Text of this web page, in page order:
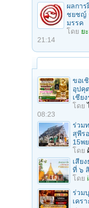
ผลกา
ชยชญ์
มรรค
โดย ย
21:14
ขอเ
อุปคุ
เชีย
โดย
08:23
ร่วม
สุพีร
15พ
โดย
เสีย
ที่ ๖
โดย
ร่วม
เคร